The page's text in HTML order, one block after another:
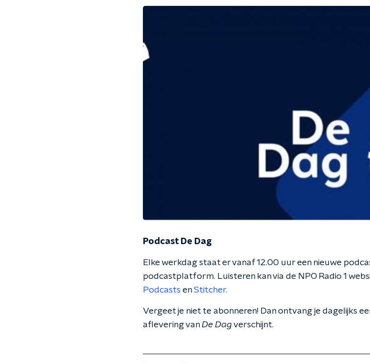
Podcast De Dag
Elke werkdag staat er vanaf 12.00 uur een nieuwe
podcastplatform. Luisteren kan via de NPO Radio 1
Podcasts enStitcher.
Vergeet je niet te abonneren! Dan ontvang je dagelijks
aflevering vanDe Dag verschijnt.